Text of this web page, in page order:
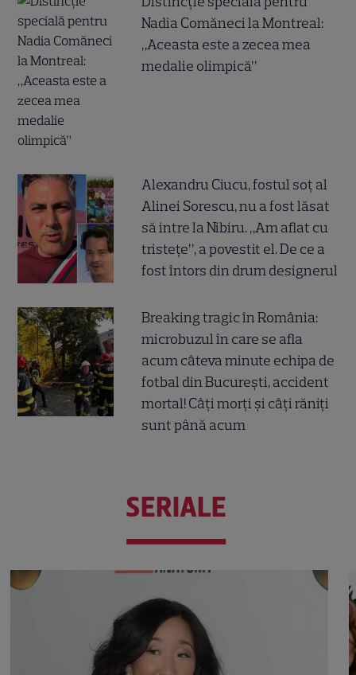
Nadia Comăneci la Montreal:
„Aceasta este a zecea mea
medalie olimpică”
Alexandru Ciucu, fostul soț al
Alinei Sorescu, nu a fost lăsat
să intre la Nibiru. „Am aflat cu
tristețe”, a povestit el. De ce a
fost întors din drum designerul
Breaking tragic în România:
microbuzul în care se afla
acum câteva minute echipa de
fotbal din București, accident
mortal! Câți morți și câți răniți
sunt până acum
SERIALE